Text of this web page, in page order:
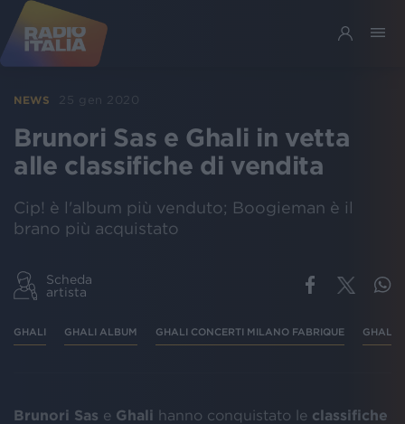
NEWS 25 gen 2020
Brunori Sas e Ghali in vetta
alle classifiche di vendita
Cip! è l'album più venduto; Boogieman è il
brano più acquistato
Scheda
artista
GHALI GHALI ALBUM GHALI CONCERTI MILANO FABRIQUE GHALI
Brunori Sas e Ghali hanno conquistato le classifiche